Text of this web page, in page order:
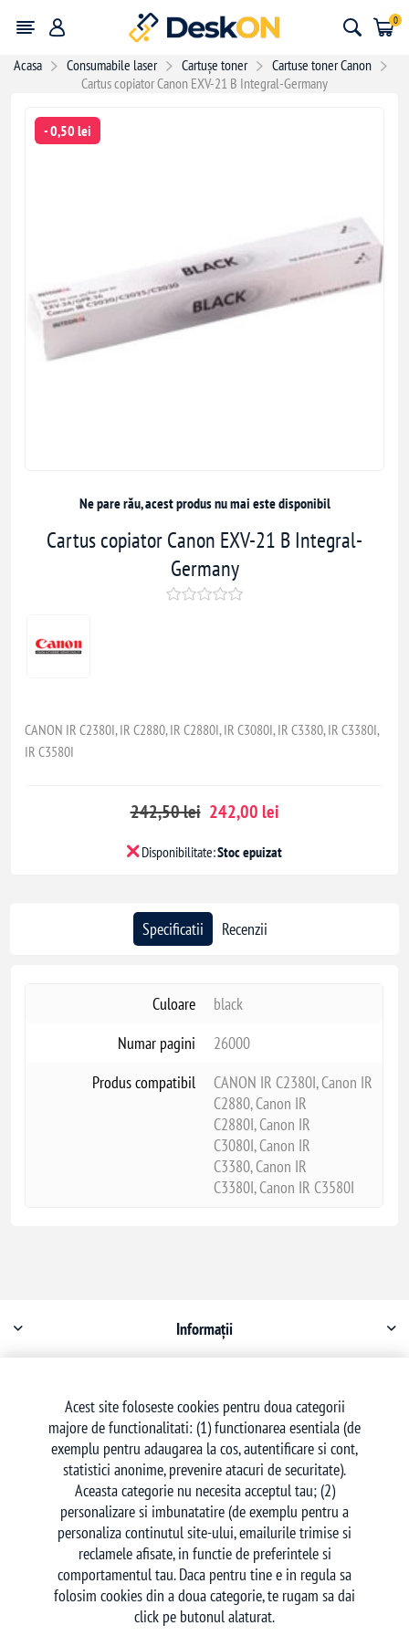
0
Acasa Consumabile laser Cartușe toner
Cartuse toner Canon
Cartus copiator Canon EXV-21 B Integral-Germany
- 0,50 lei
Ne pare rău, acest produs nu mai este disponibil
Cartus copiator Canon EXV-21 B Integral-
Germany
CANON IR C2380I, IR C2880, IR C2880I, IR C3080I, IR C3380, IR C3380I,
IR C3580I
242,50 lei 242,00 lei
Disponibilitate:Stoc epuizat
Specificatii Recenzii
Culoare
black
Numar pagini
26000
Produs compatibil
CANON IR C2380I, Canon IR
C2880, Canon IR
C2880I, Canon IR
C3080I, Canon IR
C3380, Canon IR
C3380I, Canon IR C3580I
Informații
Serviciu clienți
Urmăriți-ne
Acest site foloseste cookies pentru doua categorii
majore de functionalitati: (1) functionarea esentiala (de
exemplu pentru adaugarea la cos, autentificare si cont,
statistici anonime, prevenire atacuri de securitate).
Aceasta categorie nu necesita acceptul tau; (2)
personalizare si imbunatatire (de exemplu pentru a
personaliza continutul site-ului, emailurile trimise si
reclamele afisate, in functie de preferintele si
comportamentul tau. Daca pentru tine e in regula sa
folosim cookies din a doua categorie, te rugam sa dai
click pe butonul alaturat.